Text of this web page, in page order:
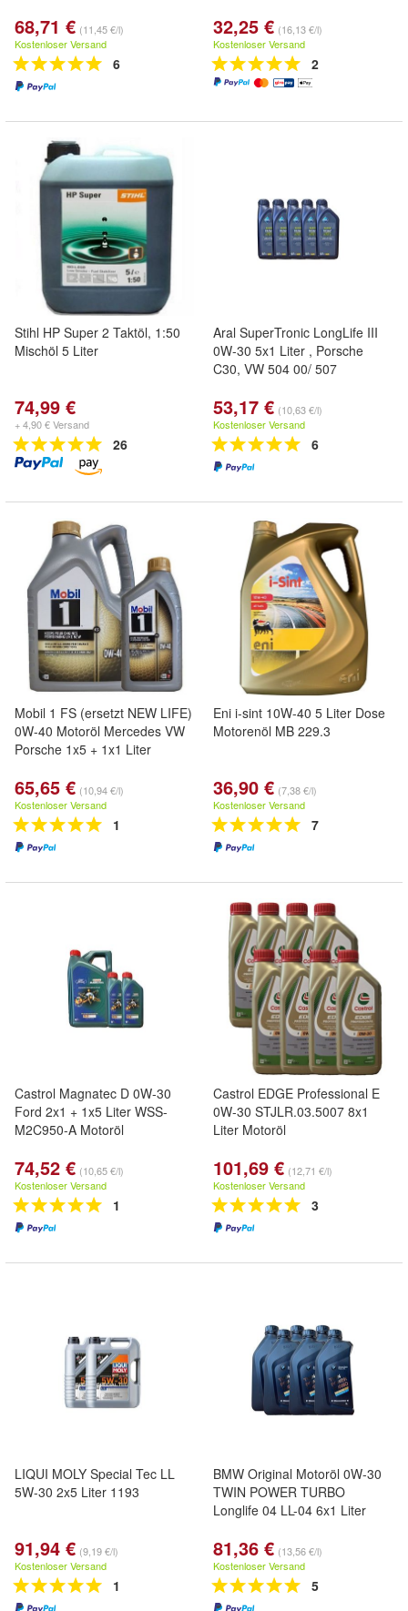
68,71 € (11,45 €/l)
Kostenloser Versand
6
32,25 € (16,13 €/l)
Kostenloser Versand
2
Stihl HP Super 2 Taktöl, 1:50
Mischöl 5 Liter
74,99 €
+ 4,90 € Versand
26
Aral SuperTronic LongLife III
0W-30 5x1 Liter , Porsche
C30, VW 504 00/ 507
53,17 € (10,63 €/l)
Kostenloser Versand
6
Mobil 1 FS (ersetzt NEW LIFE)
0W-40 Motoröl Mercedes VW
Porsche 1x5 + 1x1 Liter
65,65 € (10,94 €/l)
Kostenloser Versand
1
Eni i-sint 10W-40 5 Liter Dose
Motorenöl MB 229.3
36,90 € (7,38 €/l)
Kostenloser Versand
7
Castrol Magnatec D 0W-30
Ford 2x1 + 1x5 Liter WSS-
M2C950-A Motoröl
74,52 € (10,65 €/l)
Kostenloser Versand
1
Castrol EDGE Professional E
0W-30 STJLR.03.5007 8x1
Liter Motoröl
101,69 € (12,71 €/l)
Kostenloser Versand
3
LIQUI MOLY Special Tec LL
5W-30 2x5 Liter 1193
91,94 € (9,19 €/l)
Kostenloser Versand
1
BMW Original Motoröl 0W-30
TWIN POWER TURBO
Longlife 04 LL-04 6x1 Liter
81,36 € (13,56 €/l)
Kostenloser Versand
5